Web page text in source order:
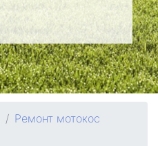
Ремонт мотокос